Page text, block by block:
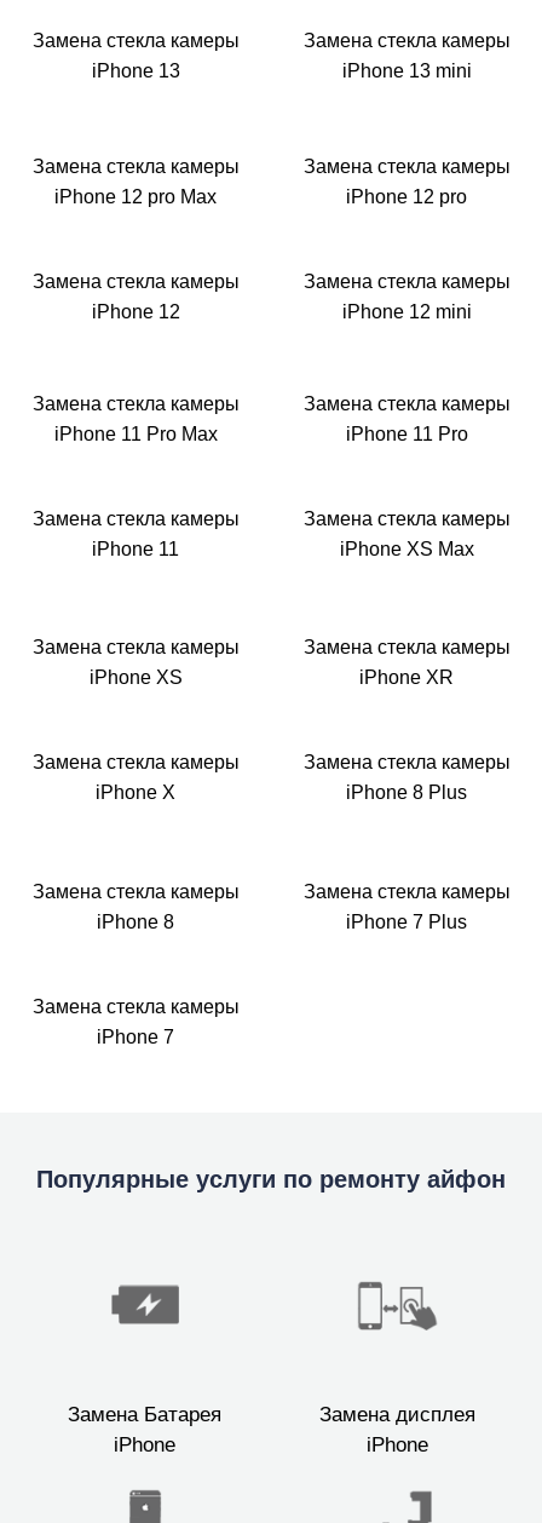
Замена стекла камеры
iPhone 13
Замена стекла камеры
iPhone 13 mini
Замена стекла камеры
iPhone 12 pro Max
Замена стекла камеры
iPhone 12 pro
Замена стекла камеры
iPhone 12
Замена стекла камеры
iPhone 12 mini
Замена стекла камеры
iPhone 11 Pro Max
Замена стекла камеры
iPhone 11 Pro
Замена стекла камеры
iPhone 11
Замена стекла камеры
iPhone XS Max
Замена стекла камеры
iPhone XS
Замена стекла камеры
iPhone XR
Замена стекла камеры
iPhone X
Замена стекла камеры
iPhone 8 Plus
Замена стекла камеры
iPhone 8
Замена стекла камеры
iPhone 7 Plus
Замена стекла камеры
iPhone 7
Популярные услуги по ремонту айфон
Замена Батарея
iPhone
Замена дисплея
iPhone